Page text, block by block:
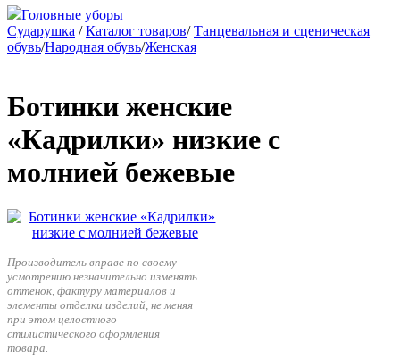
Головные уборы
Сударушка / Каталог товаров/ Танцевальная и сценическая
обувь/Народная обувь/Женская
Ботинки женские
«Кадрилки» низкие с
молнией бежевые
Производитель вправе по своему
усмотрению незначительно изменять
оттенок, фактуру материалов и
элементы отделки изделий, не меняя
при этом целостного
стилистического оформления
товара.